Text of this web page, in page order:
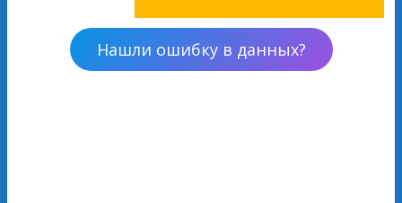
Нашли ошибку в данных?